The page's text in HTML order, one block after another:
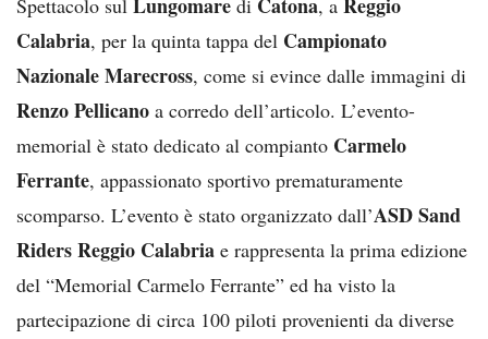
Spettacolo sul di , a
Calabria, per la quinta tappa del Campionato
Nazionale Marecross, come si evince dalle immagini di
Renzo Pellicano a corredo dell’articolo. L’evento-
memorial è stato dedicato al compianto Carmelo
Ferrante, appassionato sportivo prematuramente
scomparso. L’evento è stato organizzato dall’ASD Sand
Riders Reggio Calabria e rappresenta la prima edizione
del “Memorial Carmelo Ferrante” ed ha visto la
partecipazione di circa 100 piloti provenienti da diverse